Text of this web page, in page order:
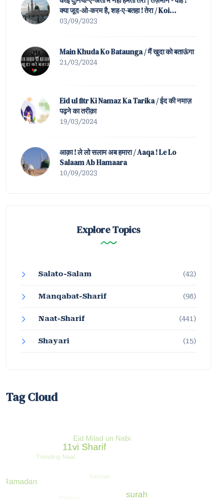
क्या जूद-ओ-करम है, शह-ए-बतहा ! तेरा / Koi
Duniya-e-Ata Mein Nahin Hamta Tera |
03/09/2023
Main Khuda Ko Bataunga / मैं खुदा को बताऊंगा
21/03/2024
Eid ul fitr Ki Namaz Ka Tarika / ईद की नमाज़
पढ़ने का तरीक़ा
19/03/2024
आक़ा ! ले लो सलाम अब हमारा / Aaqa ! Le Lo
Salaam Ab Hamaara
10/09/2023
Explore Topics
Salato-Salam (42)
Manqabat-Sharif (98)
Naat-Sharif (441)
Shayari (15)
Tag Cloud